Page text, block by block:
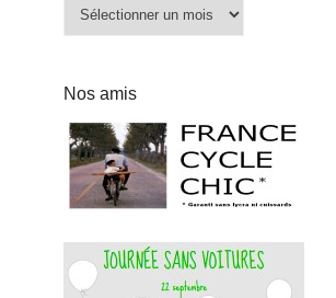
Nos amis